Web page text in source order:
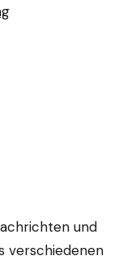
und
verschiedenen